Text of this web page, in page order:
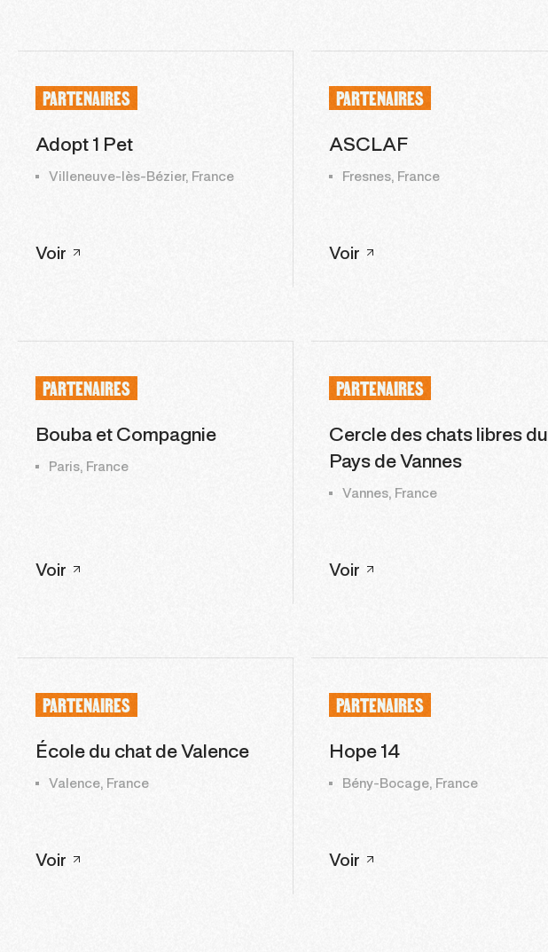
PARTENAIRES
Adopt 1 Pet
Villeneuve-lès-Bézier, France
Voir
PARTENAIRES
ASCLAF
Fresnes, France
Voir
PARTENAIRES
Bouba et Compagnie
Paris, France
Voir
PARTENAIRES
Cercle des chats libres du
Pays de Vannes
Vannes, France
Voir
PARTENAIRES
École du chat de Valence
Valence, France
Voir
PARTENAIRES
Hope 14
Bény-Bocage, France
Voir